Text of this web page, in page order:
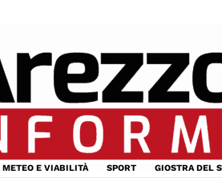
METEO E VIABILITÀ SPORT GIOSTRA DEL